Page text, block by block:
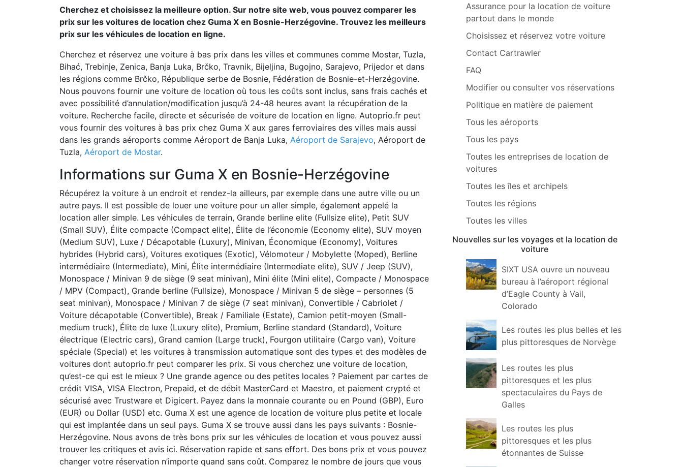
Cherchez et choisissez la meilleure option. Sur notre site web, vous pouvez comparer les
prix sur les voitures de location chez Guma X en Bosnie-Herzégovine. Trouvez les meilleurs
prix sur les véhicules de location en ligne.
Cherchez et réservez une voiture à bas prix dans les villes et communes comme Mostar, Tuzla,
Bihać, Trebinje, Zenica, Banja Luka, Brčko, Travnik, Bijeljina, Bugojno, Sarajevo, Prijedor et dans
les régions comme Brčko, République serbe de Bosnie, Fédération de Bosnie-et-Herzégovine.
Nous pouvons fournir une voiture de location où tous les coûts sont inclus, sans frais cachés et
avec possibilité d’annulation/modification jusqu’à 24-48 heures avant la récupération de la
voiture. Recherche facile, directe et sécurisée de voiture de location en ligne. Autoprio.fr peut
vous fournir des voitures à bas prix chez Guma X aux gares ferroviaires des villes mais aussi
dans les grands aéroports comme Aéroport de Banja Luka, Aéroport de Sarajevo, Aéroport de
Tuzla, Aéroport de Mostar.
Informations sur Guma X en Bosnie-Herzégovine
Récupérez la voiture à un endroit et rendez-la ailleurs, par exemple dans une autre ville ou un
autre pays. Il est possible de louer une voiture pour un aller simple, également appelé la
location aller simple. Les véhicules de terrain, Grande berline elite (Fullsize elite), Petit SUV
(Small SUV), Élite compacte (Compact elite), Élite de l’économie (Economy elite), SUV moyen
(Medium SUV), Luxe / Décapotable (Luxury), Minivan, Économique (Economy), Voitures
hybrides (Hybrid cars), Voitures exotiques (Exotic), Vélomoteur / Mobylette (Moped), Berline
intermédiaire (Intermediate), Mini, Élite intermédiaire (Intermediate elite), SUV / Jeep (SUV),
Monospace / Minivan 9 de siège (9 seat minivan), Mini élite (Mini elite), Compacte / Monospace
/ MPV (Compact), Grande berline (Fullsize), Monospace / Minivan 5 de siège – personnes (5
seat minivan), Monospace / Minivan 7 de siège (7 seat minivan), Convertible / Cabriolet /
Voiture décapotable (Convertible), Break / Familiale (Estate), Camion petit-moyen (Small-
medium truck), Élite de luxe (Luxury elite), Premium, Berline standard (Standard), Voiture
électrique (Electric cars), Grand camion (Large truck), Fourgon utilitaire (Cargo van), Voiture
spéciale (Special) et les voitures à transmission automatique sont des types et des modèles de
voitures dont autoprio.fr peut comparer les prix. Si vous cherchez une voiture de location,
qu’est-ce qui est le mieux ? Une grande agence ou des petites locales ? Paiement par cartes de
crédit VISA, VISA Electron, Prepaid, et de débit MasterCard et Maestro, et paiement crypté et
sécurisé avec Trustware et Digicert. Payez dans la monnaie courante ou en Pound (GBP), Euro
(EUR) ou Dollar (USD) etc. Guma X est une agence de location de voiture plus petite et locale
qui est implantée dans un seul pays. Guma X se trouve aussi dans les pays suivants : Bosnie-
Herzégovine. Nous avons de très bons prix sur les véhicules de location et vous pouvez aussi
trouver les critiques et avis ici. Réservation rapide et sans effort. Des bons prix et vous pouvez
changer votre réservation n’importe quand sans coût. Comparez le nombre de jours que vous
Assurance pour la location de voiture
partout dans le monde
Choisissez et réservez votre voiture
Contact Cartrawler
FAQ
Modifier ou consulter vos réservations
Politique en matière de paiement
Tous les aéroports
Tous les pays
Toutes les entreprises de location de
voitures
Toutes les îles et archipels
Toutes les régions
Toutes les villes
Nouvelles sur les voyages et la location de
voiture
SIXT USA ouvre un nouveau
bureau à l’aéroport régional
d’Eagle County à Vail,
Colorado
Les routes les plus belles et les
plus pittoresques de Norvège
Les routes les plus
pittoresques et les plus
spectaculaires du Pays de
Galles
Les routes les plus
pittoresques et les plus
étonnantes de Suisse